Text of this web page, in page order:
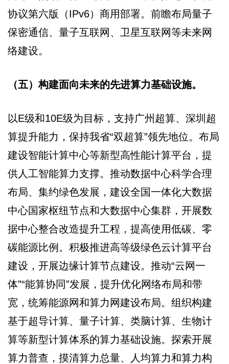
协议第六版（IPv6）商用部署。前瞻布局量子
保密通信、量子互联网、卫星互联网等未来网
络建设。
（五）构建面向未来的先进算力基础设施。
以E级和10E级为目标，支持广州超算、深圳超
算提升能力，保持我省“双超算”领先地位。布局
建设智能计算中心等新型高性能计算平台，提
供人工智能算力支撑。推动数据中心科学合理
布局、集约绿色发展，建设全国一体化大数据
中心国家枢纽节点和大数据中心集群，开展数
据中心整合改造提升工程，提高使用低碳、零
碳能源比例。积极推进高等级绿色云计算平台
建设，开展边缘计算节点建设。推动“云网一
体”“能算协同”发展，提升优化网络布局和带
宽，统筹能源网和算力网建设布局。组织构建
基于超导计算、量子计算、类脑计算、生物计
算等新型计算体系的算力基础设施。探索开展
算力普查，摸清算力总量、人均算力和算力构